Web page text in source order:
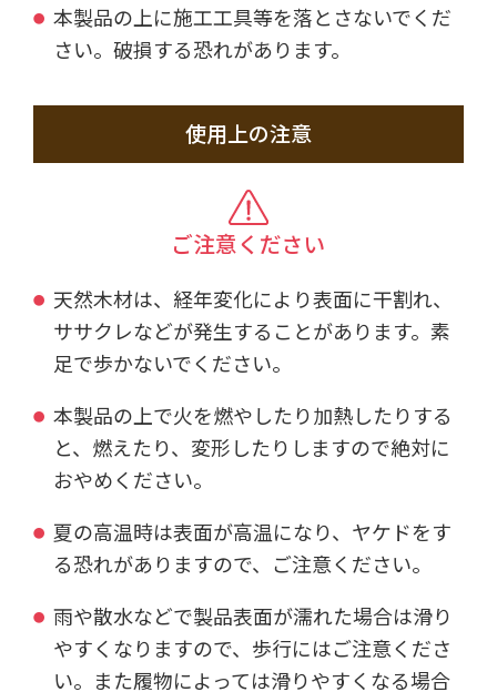
本製品の上に施工工具等を落とさないでくだ
さい。破損する恐れがあります。
使用上の注意
ご注意ください
天然木材は、経年変化により表面に干割れ、
ササクレなどが発生することがあります。素
足で歩かないでください。
本製品の上で火を燃やしたり加熱したりする
と、燃えたり、変形したりしますので絶対に
おやめください。
夏の高温時は表面が高温になり、ヤケドをす
る恐れがありますので、ご注意ください。
雨や散水などで製品表面が濡れた場合は滑り
やすくなりますので、歩行にはご注意くださ
い。また履物によっては滑りやすくなる場合